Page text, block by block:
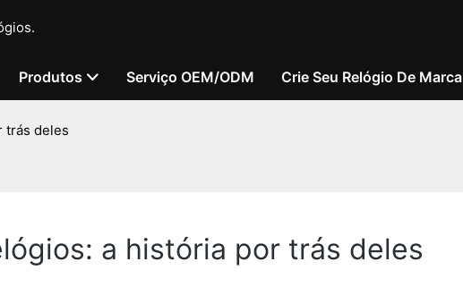
Produtos Serviço OEM/ODM Crie Seu Relógio De Marca
trás deles
a história por trás deles